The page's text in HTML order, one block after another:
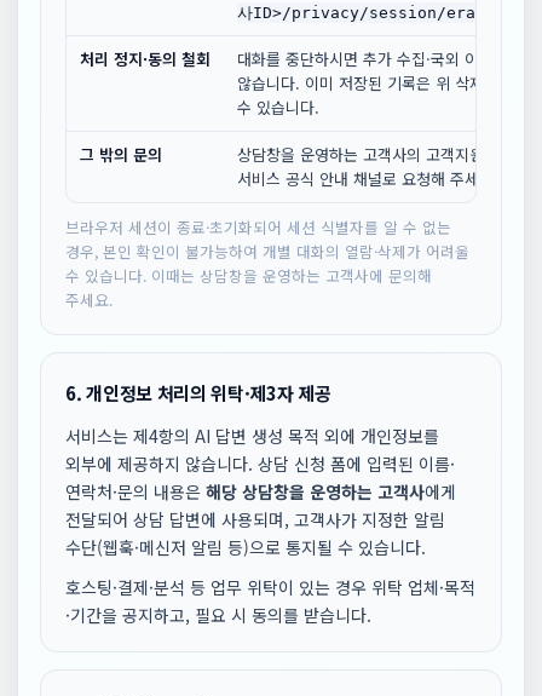
사ID>/privacy/session/erase
처리 정지·동의 철회
대화를 중단하시면 추가 수집·국외 이전이 발
않습니다. 이미 저장된 기록은 위 삭제 요청으
수 있습니다.
그 밖의 문의
상담창을 운영하는 고객사의 고객지원 채널 또
서비스 공식 안내 채널로 요청해 주세요.
브라우저 세션이 종료·초기화되어 세션 식별자를 알 수 없는
경우, 본인 확인이 불가능하여 개별 대화의 열람·삭제가 어려울
수 있습니다. 이때는 상담창을 운영하는 고객사에 문의해
주세요.
6. 개인정보 처리의 위탁·제3자 제공
서비스는 제4항의 AI 답변 생성 목적 외에 개인정보를
외부에 제공하지 않습니다. 상담 신청 폼에 입력된 이름·
연락처·문의 내용은 해당 상담창을 운영하는 고객사에게
전달되어 상담 답변에 사용되며, 고객사가 지정한 알림
수단(웹훅·메신저 알림 등)으로 통지될 수 있습니다.
호스팅·결제·분석 등 업무 위탁이 있는 경우 위탁 업체·목적
·기간을 공지하고, 필요 시 동의를 받습니다.